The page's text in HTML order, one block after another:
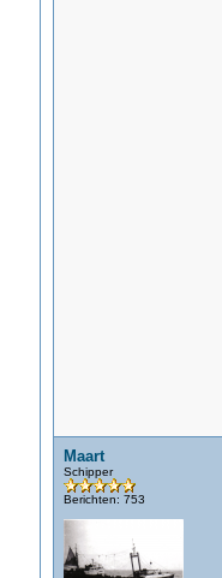
Maart
Schipper
Berichten: 753